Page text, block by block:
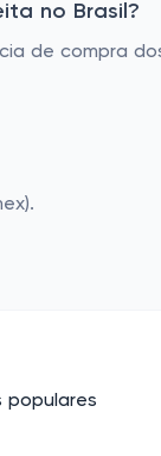
no Brasil?
de compra
populares